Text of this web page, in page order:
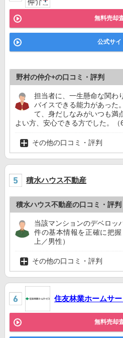
無料売却
公式サイ
野村の仲介+の口コミ・評判
担当者に、一生懸命な関わ
バイスできる能力があった
て、身だしなみがいつも満
よい方、安心できる方でした。（
その他の口コミ・評判
積水ハウス不動産
積水ハウス不動産の口コミ・評判
当該マンションのデベロッ
件の基本情報を正確に把
上／男性）
その他の口コミ・評判
住友林業ホームサ
無料売却